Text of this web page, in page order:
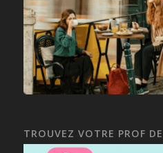
TROUVEZ VOTRE PROF